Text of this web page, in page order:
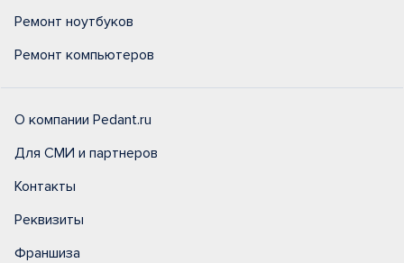
Ремонт ноутбуков
Ремонт компьютеров
О компании Pedant.ru
Для СМИ и партнеров
Контакты
Реквизиты
Франшиза